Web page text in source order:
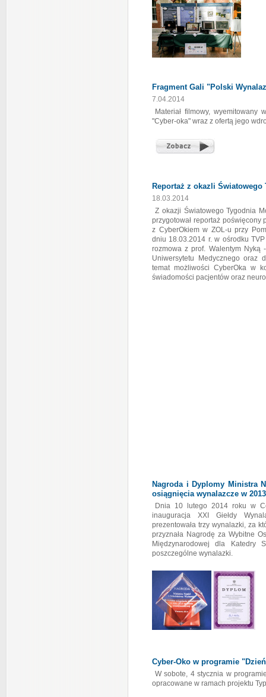
Fragment Gali "Polski
7.04.2014
Materiał filmowy, wyemitowany
"Cyber-oka" wraz z ofertą jego
Reportaż z okazli Światowego
18.03.2014
Z okazji Światowego Tygodnia
przygotował reportaż poświęcony
z CyberOkiem w ZOL-u przy
dniu 18.03.2014 r. w ośrodku
rozmowa z prof. Walentym Nyką
Uniwersytetu Medycznego oraz
temat możliwości CyberOka w
świadomości pacjentów oraz
Nagroda i Dyplomy Ministra
osiągnięcia wynalazcze w
Dnia 10 lutego 2014 roku w
inauguracja XXI Giełdy
prezentowała trzy wynalazki, za
przyznała Nagrodę za Wybitne
Międzynarodowej dla Katedry
poszczególne wynalazki.
Cyber-Oko w programie
W sobote, 4 stycznia w
opracowane w ramach projektu